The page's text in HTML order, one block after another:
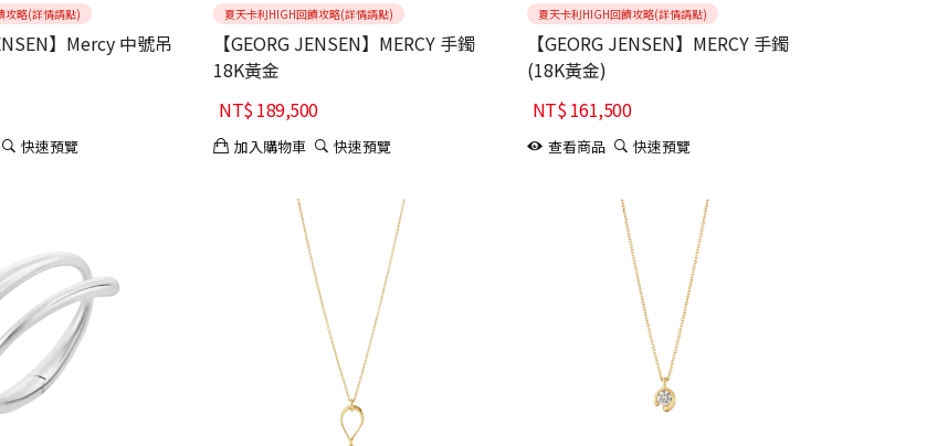
攻略(詳情請點)
】Mercy 中號吊
快速預覽
夏天卡利HIGH回饋攻略(詳情請點)
【GEORG JENSEN】MERCY 手鐲
18K黃金
NT$189,500
加入購物車 快速預覽
夏天卡利HIGH回饋攻略(詳情請點)
【GEORG JENSEN】MERCY 手鐲
(18K黃金)
NT$161,500
查看商品 快速預覽